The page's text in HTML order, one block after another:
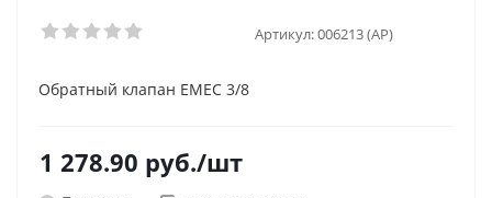
Артикул:006213 (AP)
Обратный клапан EMEC 3/8
1 278.90 руб./шт